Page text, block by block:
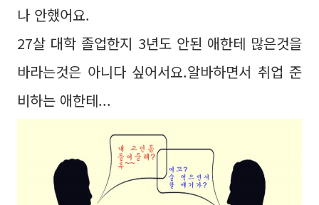
나 안했어요.
27살 대학 졸업한지 3년도 안된 애한테 많은것을
바라는것은 아니다 싶어서요.알바하면서 취업 준
비하는 애한테...